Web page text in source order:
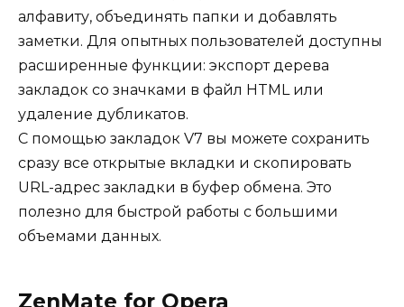
алфавиту, объединять папки и добавлять
заметки. Для опытных пользователей доступны
расширенные функции: экспорт дерева
закладок со значками в файл HTML или
удаление дубликатов.
С помощью закладок V7 вы можете сохранить
сразу все открытые вкладки и скопировать
URL-адрес закладки в буфер обмена. Это
полезно для быстрой работы с большими
объемами данных.
ZenMate for Opera